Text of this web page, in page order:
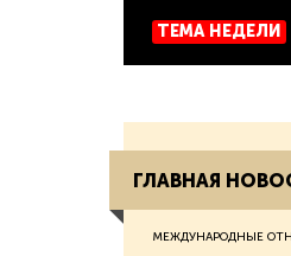
ТЕМА НЕДЕЛИ
ГЛАВНАЯ
МЕЖДУНАРОДНЫЕ